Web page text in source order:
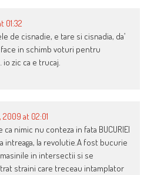
01:32
de cisnadie, e tare si cisnadia, da’
in schimb voturi pentru
zic ca e trucaj.
at 02:01
ca nimic nu conteza in fata BUCURIEI
intreaga, la revolutie.A fost bucurie
in intersectii si se
straini care treceau intamplator